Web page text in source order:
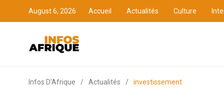
August 6, 2026 Accueil Actualités Culture
Infos D'Afrique / Actualités / investissement